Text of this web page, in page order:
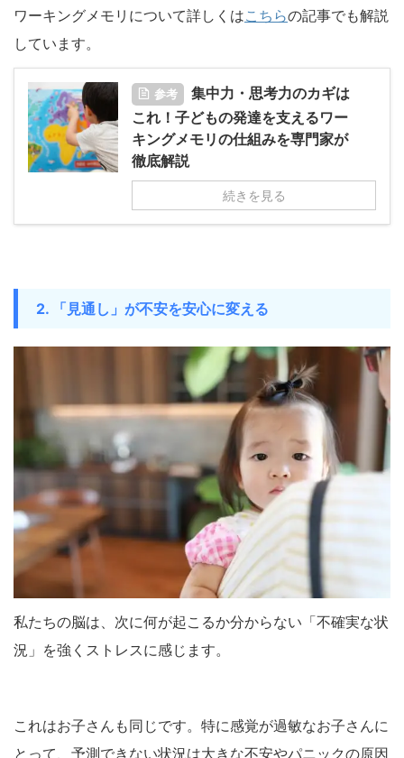
ワーキングメモリについて詳しくはこちらの記事でも解説
しています。
参考
集中力・思考力のカギは
これ！子どもの発達を支えるワー
キングメモリの仕組みを専門家が
徹底解説
続きを見る
2. 「見通し」が不安を安心に変える
私たちの脳は、次に何が起こるか分からない「不確実な状
況」を強くストレスに感じます。
これはお子さんも同じです。特に感覚が過敏なお子さんに
とって、予測できない状況は大きな不安やパニックの原因